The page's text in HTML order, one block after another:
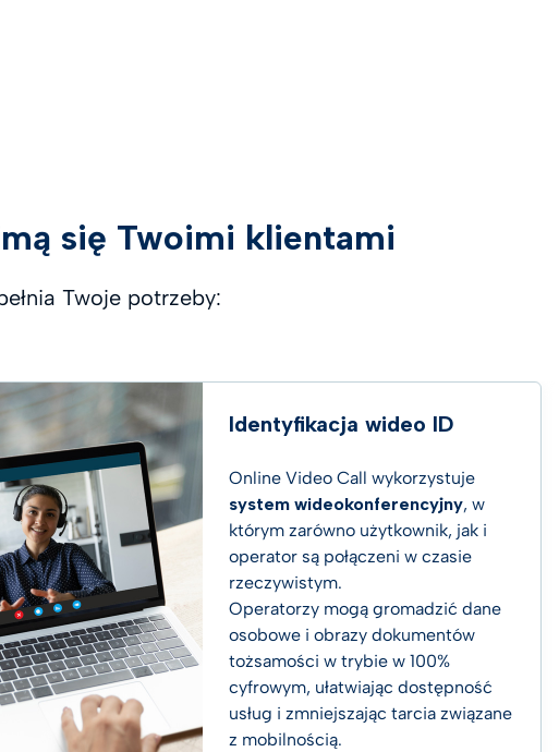
się Twoimi klientami
Twoje potrzeby:
Identyfikacja wideo ID
Online Video Call wykorzystuje
system wideokonferencyjny, w
którym zarówno użytkownik, jak i
operator są połączeni w czasie
rzeczywistym.
Operatorzy mogą gromadzić dane
osobowe i obrazy dokumentów
tożsamości w trybie w 100%
cyfrowym, ułatwiając dostępność
usług i zmniejszając tarcia związane
z mobilnością.